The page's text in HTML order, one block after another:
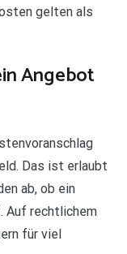
gelten als
Angebot
Das ist erlaubt
ab, ob ein
Auf rechtlichem
für viel